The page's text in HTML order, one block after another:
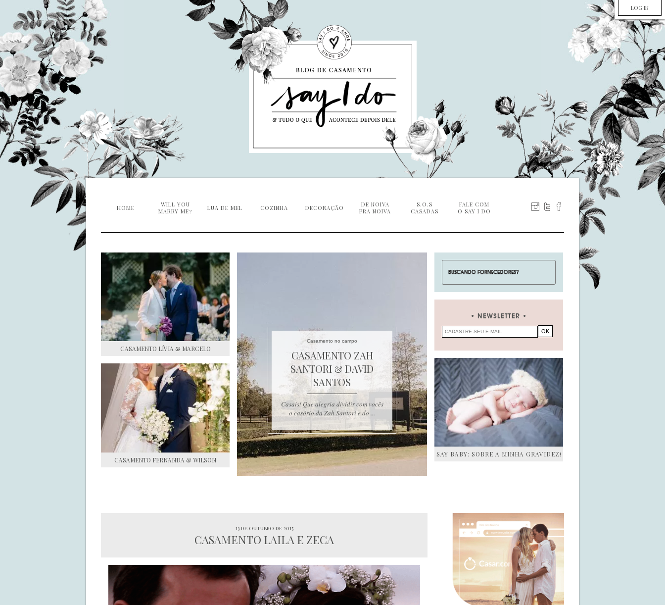
LOG IN
HOME
WILL YOU
MARRY ME?
LUA DE MEL COZINHA DECORAÇÃO
DE NOIVA
PRA NOIVA
S.O.S
CASADAS
FALE COM
O SAY I DO
CASAMENTO LÍVIA & MARCELO
CASAMENTO FERNANDA & WILSON
Casamento no campo
CASAMENTO ZAH
SANTORI & DAVID
SANTOS
Casais! Que alegria dividir com vocês
o casório da Zah Santori e do ...
NEWSLETTER
SAY BABY: SOBRE A MINHA GRAVIDEZ!
13 de outubro de 2015
CASAMENTO LAILA E ZECA
SIDEBAR